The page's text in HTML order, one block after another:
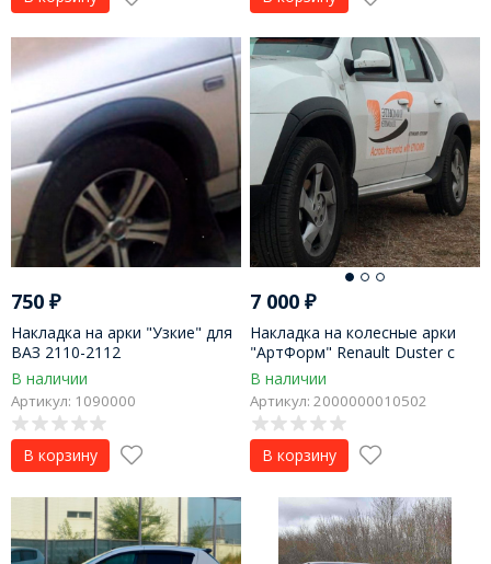
750 ₽
Накладка на арки "Узкие" для
ВАЗ 2110-2112
В наличии
Артикул: 1090000
В корзину
7 000₽
Накладка на колесные арки
"АртФорм" Renault Duster с
2015 г.в. (рестайлинг)
В наличии
Артикул: 2000000010502
В корзину